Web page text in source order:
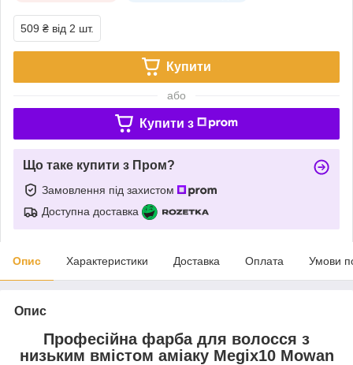
509 ₴ від 2 шт.
Купити
або
Купити з
Що таке купити з Пром?
Замовлення під захистом
Доступна доставка
Опис Характеристики Доставка Оплата Умови
Опис
Професійна фарба для волосся з
низьким вмістом аміаку Megix10 Mowan